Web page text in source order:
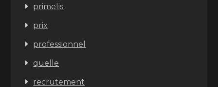
primelis
prix
professionnel
quelle
recrutement